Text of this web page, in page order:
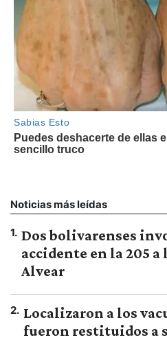
Noticias más leídas
1. Dos bolivarenses
accidente en la 205
Alvear
2. Localizaron a los
fueron restituidos a